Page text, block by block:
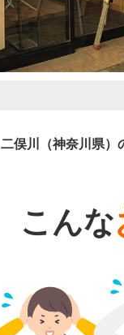
二俣川（神奈川県）
こんな